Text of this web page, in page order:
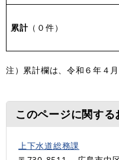
累計（０件）
注）累計欄は、令和６年４月
このページに関す
上下水道総務課